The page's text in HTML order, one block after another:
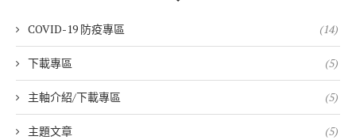
COVID-19 防疫專區 (14)
下載專區 (5)
主軸介紹/下載專區 (5)
主題文章 (5)